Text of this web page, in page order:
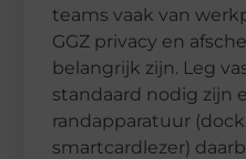
teams vaak van
GGZ privacy en
belangrijk zijn. Leg
standaard nodig zijn
randapparatuur
smartcardlezer)